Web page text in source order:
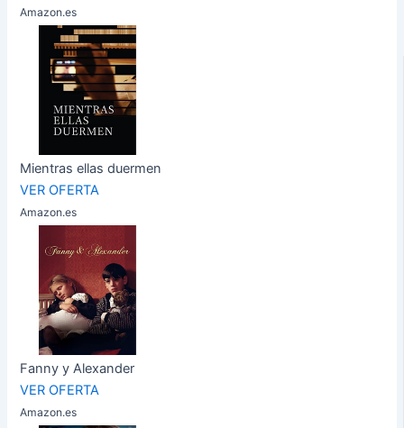
Amazon.es
Mientras ellas duermen
VER OFERTA
Amazon.es
Fanny y Alexander
VER OFERTA
Amazon.es